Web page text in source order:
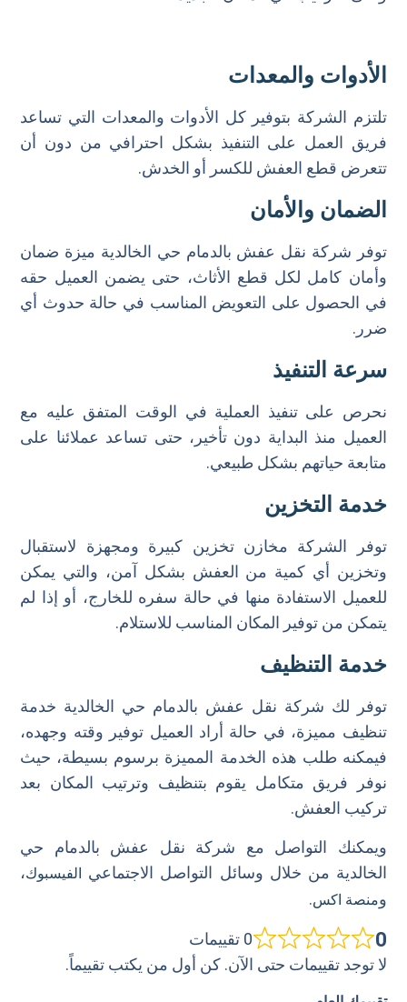
الأدوات والمعدات
تلتزم الشركة بتوفير كل الأدوات والمعدات التي تساعد
فريق العمل على التنفيذ بشكل احترافي من دون أن
تتعرض قطع العفش للكسر أو الخدش.
الضمان والأمان
توفر شركة نقل عفش بالدمام حي الخالدية ميزة ضمان
وأمان كامل لكل قطع الأثاث، حتى يضمن العميل حقه
في الحصول على التعويض المناسب في حالة حدوث أي
ضرر.
سرعة التنفيذ
نحرص على تنفيذ العملية في الوقت المتفق عليه مع
العميل منذ البداية دون تأخير، حتى تساعد عملائنا على
متابعة حياتهم بشكل طبيعي.
خدمة التخزين
توفر الشركة مخازن تخزين كبيرة ومجهزة لاستقبال
وتخزين أي كمية من العفش بشكل آمن، والتي يمكن
للعميل الاستفادة منها في حالة سفره للخارج، أو إذا لم
يتمكن من توفير المكان المناسب للاستلام.
خدمة التنظيف
توفر لك شركة نقل عفش بالدمام حي الخالدية خدمة
تنظيف مميزة، في حالة أراد العميل توفير وقته وجهده،
فيمكنه طلب هذه الخدمة المميزة برسوم بسيطة، حيث
نوفر فريق متكامل يقوم بتنظيف وترتيب المكان بعد
تركيب العفش.
ويمكنك التواصل مع شركة نقل عفش بالدمام حي
الخالدية من خلال وسائل التواصل الاجتماعي الفيسبوك،
ومنصة اكس.
0
0 تقييمات
لا توجد تقييمات حتى الآن. كن أول من يكتب تقييماً.